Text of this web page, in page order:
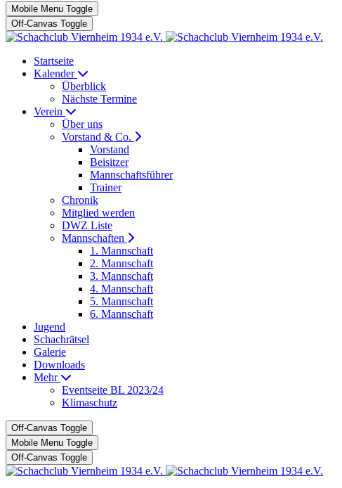
Mobile Menu Toggle
Off-Canvas Toggle
Startseite
Kalender
Überblick
Nächste Termine
Verein
Über uns
Vorstand & Co.
Vorstand
Beisitzer
Mannschaftsführer
Trainer
Chronik
Mitglied werden
DWZ Liste
Mannschaften
1. Mannschaft
2. Mannschaft
3. Mannschaft
4. Mannschaft
5. Mannschaft
6. Mannschaft
Jugend
Schachrätsel
Galerie
Downloads
Mehr
Eventseite BL 2023/24
Klimaschutz
Off-Canvas Toggle
Mobile Menu Toggle
Off-Canvas Toggle